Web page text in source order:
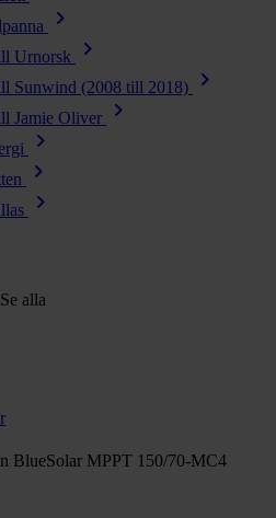
chevron_right
Urnorsk chevron_right
Sunwind (2008 till 2018) chevron_right
Jamie Oliver chevron_right
chevron_right
chevron_right
chevron_right
Se alla
BlueSolar MPPT 150/70-MC4